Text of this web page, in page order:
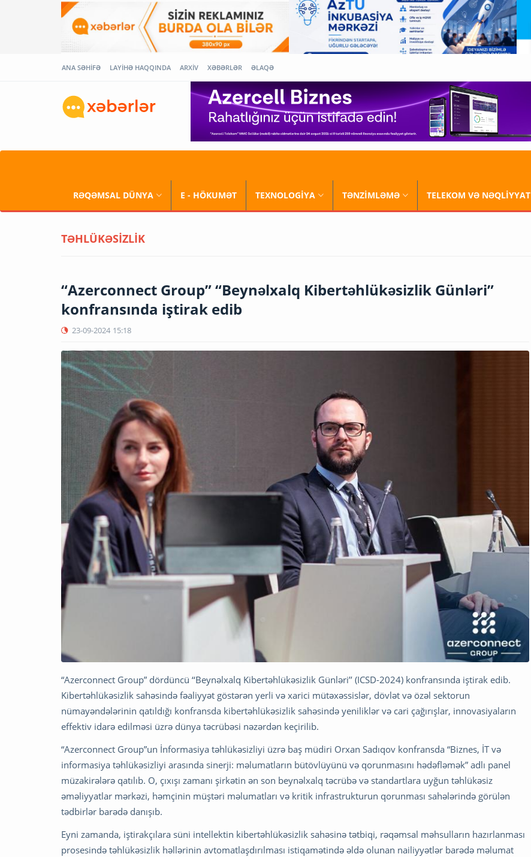
ANA SƏHİFƏ LAYİHƏ HAQQINDA ARXİV XƏBƏRLƏR ƏLAQƏ
RƏQƏMSAL DÜNYA E - HÖKUMƏT TEXNOLOGİYA TƏNZİMLƏMƏ TELEKOM VƏ NƏQLİYYAT
TƏHLÜKƏSİZLİK
“Azerconnect Group” “Beynəlxalq Kibertəhlükəsizlik Günləri”
konfransında iştirak edib
23-09-2024 15:18
“Azerconnect Group” dördüncü ‘‘Beynəlxalq Kibertəhlükəsizlik Günləri’’ (ICSD-2024) konfransında iştirak edib.
Kibertəhlükəsizlik sahəsində fəaliyyət göstərən yerli və xarici mütəxəssislər, dövlət və özəl sektorun
nümayəndələrinin qatıldığı konfransda kibertəhlükəsizlik sahəsində yeniliklər və cari çağırışlar, innovasiyaların
effektiv idarə edilməsi üzrə dünya təcrübəsi nəzərdən keçirilib.
“Azerconnect Group”un İnformasiya təhlükəsizliyi üzrə baş müdiri Orxan Sadıqov konfransda “Biznes, İT və
informasiya təhlükəsizliyi arasında sinerji: məlumatların bütövlüyünü və qorunmasını hədəfləmək” adlı panel
müzakirələrə qatılıb. O, çıxışı zamanı şirkətin ən son beynəlxalq təcrübə və standartlara uyğun təhlükəsiz
əməliyyatlar mərkəzi, həmçinin müştəri məlumatları və kritik infrastrukturun qorunması sahələrində görülən
tədbirlər barədə danışıb.
Eyni zamanda, iştirakçılara süni intellektin kibertəhlükəsizlik sahəsinə tətbiqi, rəqəmsal məhsulların hazırlanması
prosesində təhlükəsizlik həllərinin avtomatlaşdırılması istiqamətində əldə olunan nailiyyətlər barədə məlumat